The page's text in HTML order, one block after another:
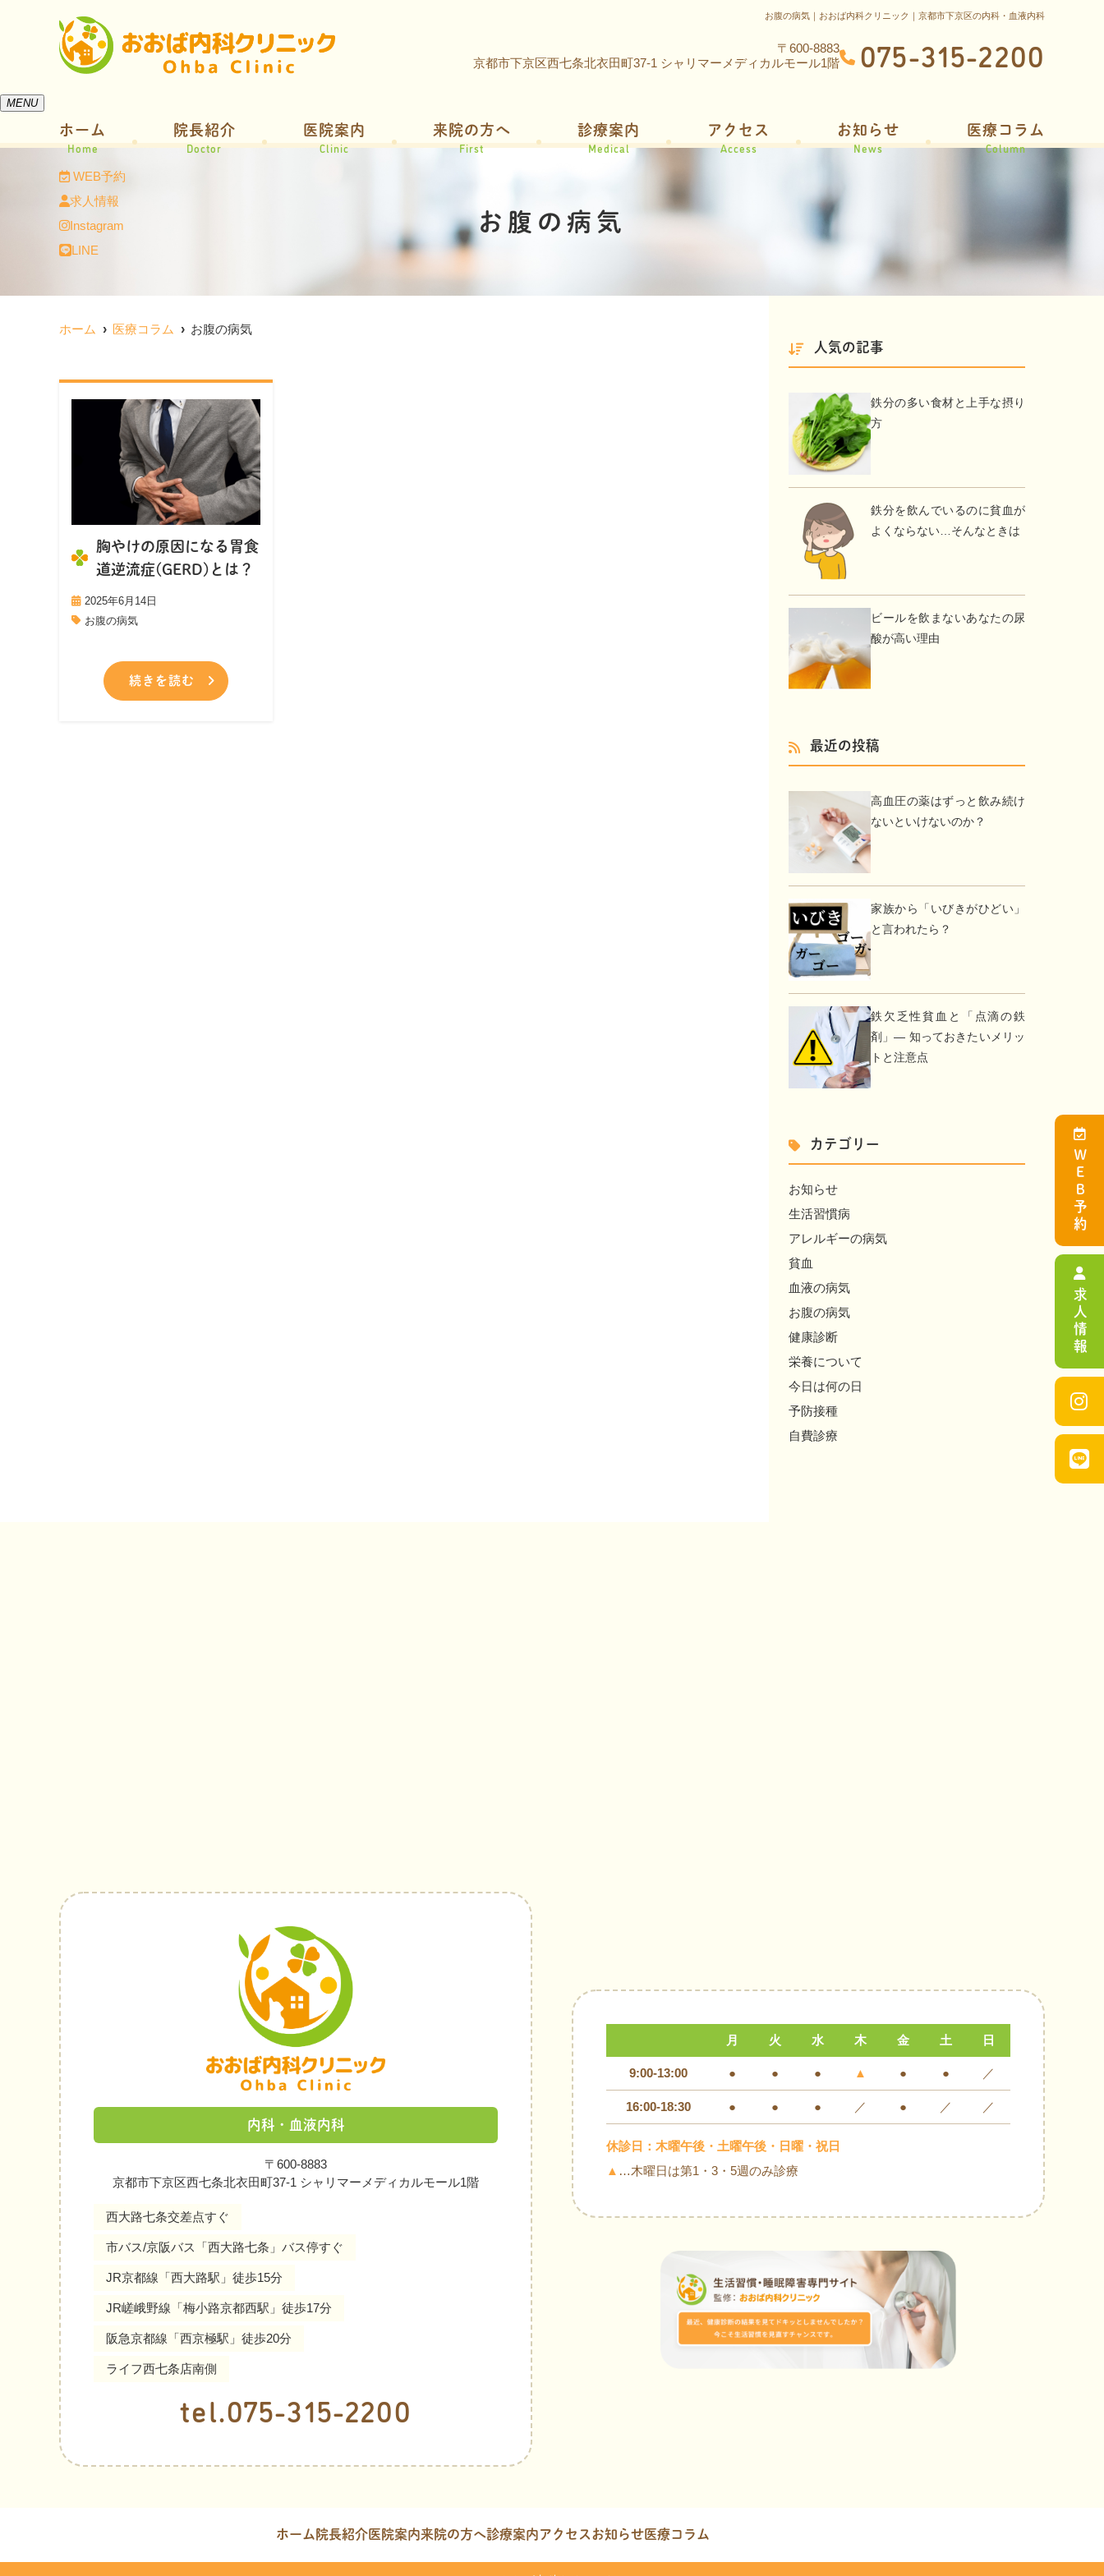
お腹の病気｜おおば内科クリニック｜京都市下京区の内科・血液内科
〒600-8883
京都市下京区西七条北衣田町37-1 シャリマーメディカルモール1階
075-315-2200
ＷＥＢ予約
求人情報
MENU
ホーム
Home
院長紹介
Doctor
医院案内
Clinic
来院の方へ
First
診療案内
Medical
アクセス
Access
お知らせ
News
医療コラム
Column
WEB予約
求人情報
Instagram
LINE
お腹の病気
ホーム 医療コラム お腹の病気
胸やけの原因になる胃食
道逆流症(GERD)とは？
2025年6月14日
お腹の病気
続きを読む
人気の記事
鉄分の多い食材と上手な摂り
方
鉄分を飲んでいるのに貧血が
よくならない…そんなときは
ビールを飲まないあなたの尿
酸が高い理由
最近の投稿
高血圧の薬はずっと飲み続け
ないといけないのか？
家族から「いびきがひどい」
と言われたら？
鉄欠乏性貧血と「点滴の鉄
剤」― 知っておきたいメリッ
トと注意点
カテゴリー
お知らせ
生活習慣病
アレルギーの病気
貧血
血液の病気
お腹の病気
健康診断
栄養について
今日は何の日
予防接種
自費診療
内科・血液内科
〒600-8883
京都市下京区西七条北衣田町37-1 シャリマーメディカルモール1階
西大路七条交差点すぐ
市バス/京阪バス「西大路七条」バス停すぐ
JR京都線「西大路駅」徒歩15分
JR嵯峨野線「梅小路京都西駅」徒歩17分
阪急京都線「西京極駅」徒歩20分
ライフ西七条店南側
tel.075-315-2200
月 火 水 木 金 土 日
9:00-13:00 ● ● ● ▲ ● ● ／
16:00-18:30 ● ● ● ／ ● ／ ／
休診日：木曜午後・土曜午後・日曜・祝日
▲ …木曜日は第1・3・5週のみ診療
ホーム 院長紹介医院案内来院の方へ診療案内アクセス お知らせ医療コラム